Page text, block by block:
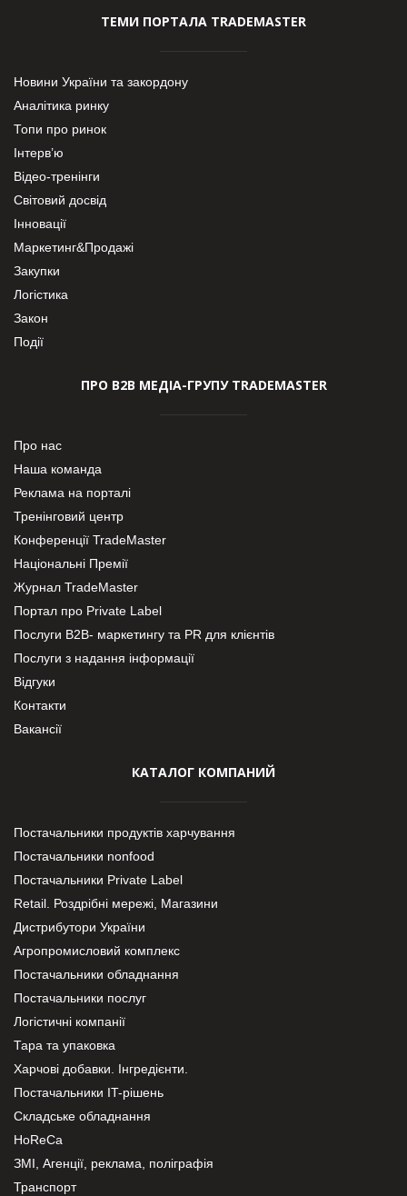
ТЕМИ ПОРТАЛА TRADEMASTER
Новини України та закордону
Аналітика ринку
Топи про ринок
Інтерв’ю
Відео-тренінги
Світовий досвід
Інновації
Маркетинг&Продажі
Закупки
Логістика
Закон
Події
ПРО В2В МЕДІА-ГРУПУ TRADEMASTER
Про нас
Наша команда
Реклама на порталі
Тренінговий центр
Конференції TradeMaster
Національні Премії
Журнал TradeMaster
Портал про Private Label
Послуги В2В- маркетингу та PR для клієнтів
Послуги з надання інформації
Відгуки
Контакти
Вакансії
КАТАЛОГ КОМПАНИЙ
Постачальники продуктів харчування
Постачальники nonfood
Постачальники Private Label
Retail. Роздрібні мережі, Магазини
Дистрибутори України
Агропромисловий комплекс
Постачальники обладнання
Постачальники послуг
Логістичні компанії
Тара та упаковка
Харчові добавки. Інгредієнти.
Постачальники IT-рішень
Складське обладнання
HoReCa
ЗМІ, Агенції, реклама, поліграфія
Транспорт